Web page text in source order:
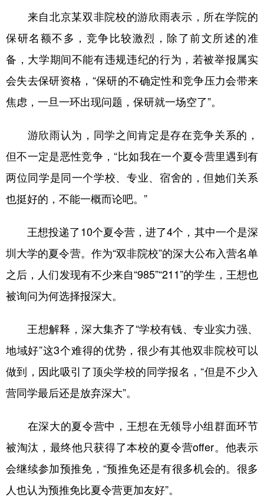
来自北京某双非院校的游欣雨表示，所在学院的
保研名额不多，竞争比较激烈，除了前文所述的准
备，大学期间不能有违规违纪的行为，若被举报属实
会失去保研资格，“保研的不确定性和竞争压力会带来
焦虑，一旦一环出现问题，保研就一场空了”。
游欣雨认为，同学之间肯定是存在竞争关系的，
但不一定是恶性竞争，“比如我在一个夏令营里遇到有
两位同学是同一个学校、专业、宿舍的，但她们关系
也挺好的，不能一概而论吧。”
王想投递了10个夏令营，进了4个，其中一个是深
圳大学的夏令营。作为“双非院校”的深大公布入营名单
之后，人们发现有不少来自“985”“211”的学生，王想也
被询问为何选择报深大。
王想解释，深大集齐了“学校有钱、专业实力强、
地域好”这3个难得的优势，很少有其他双非院校可以
做到，因此吸引了顶尖学校的同学报名，“但是不少入
营同学最后还是放弃深大”。
在深大的夏令营中，王想在无领导小组群面环节
被淘汰，最终他只获得了本校的夏令营offer。他表示
会继续参加预推免，“预推免还是有很多机会的。很多
人也认为预推免比夏令营更加友好”。